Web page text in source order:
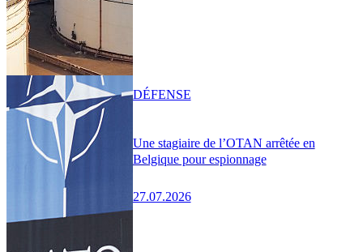
Une stagiaire de l’OTAN arrêtée en
Belgique pour espionnage
27.07.2026
DÉFENSE